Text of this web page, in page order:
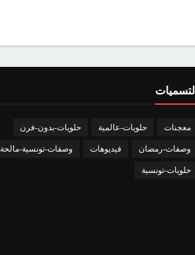
التسميات
معجنات حلويات-عالمية حلويات-بدون-فرن
وصفات-رمضان فيديوهات وصفات-تونسية-مالحة
حلويات-تونسية